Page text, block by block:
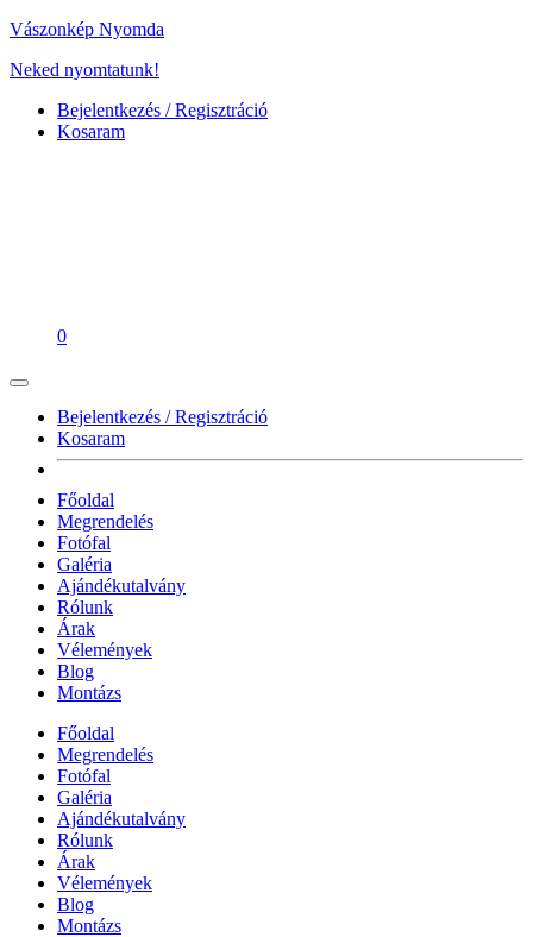
Vászonkép Nyomda
Neked nyomtatunk!
Bejelentkezés / Regisztráció
Kosaram
0
Bejelentkezés / Regisztráció
Kosaram
Főoldal
Megrendelés
Fotófal
Galéria
Ajándékutalvány
Rólunk
Árak
Vélemények
Blog
Montázs
Főoldal
Megrendelés
Fotófal
Galéria
Ajándékutalvány
Rólunk
Árak
Vélemények
Blog
Montázs